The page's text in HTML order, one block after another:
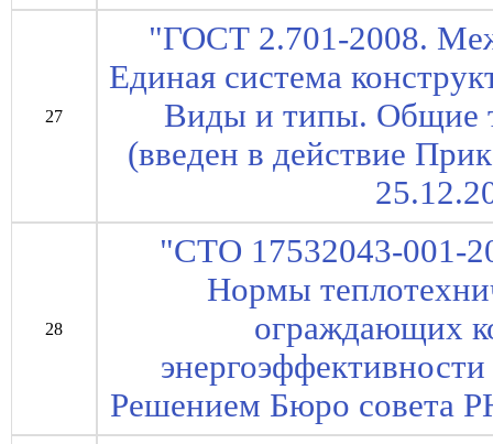
27
"ГОСТ 2.701-2008.
Единая система
Виды и типы. Общие
(введен в действие
28
"СТО 17532043-001-
Нормы
ограждающих
Решением Бюро совета